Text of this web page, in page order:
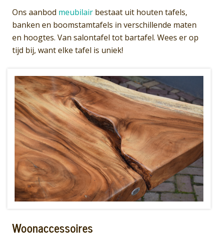
Ons aanbod meubilair bestaat uit houten tafels,
banken en boomstamtafels in verschillende maten
en hoogtes. Van salontafel tot bartafel. Wees er op
tijd bij, want elke tafel is uniek!
Woonaccessoires